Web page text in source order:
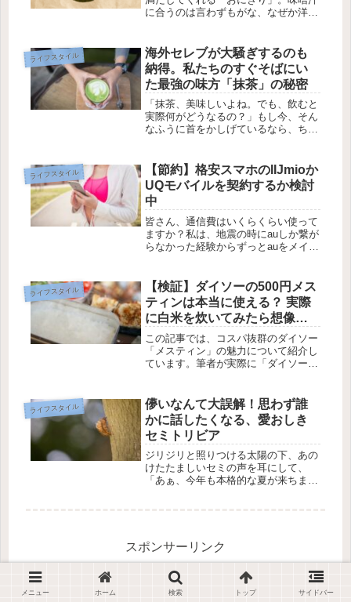
に合うのは言わずもがな、なぜか洋風
の圧倒的な包容力は何なのだろう。そ
れに、たとえおかずがゼロでも、なん
な...
ライフスタイル
海外セレブが大騒ぎするのも
納得。私たちのすぐそばにい
た最強の味方「抹茶」の秘密
「抹茶、美味しいよね。でも、飲むと
実際何がどうなるの？」もし今、そん
なふうに首をかしげているなら、ちょ
と粉末にして飲む抹茶は、大自然の栄
養をそのまま凝縮したようなもの。単
な...
ライフスタイル
【節約】格安スマホのIIJmioか
UQモバイルを契約するか検討
中
皆さん、通信費はいくらくらい使って
ますか？私は、地震の時にauしか繋が
らなかった経験からずっとauをメイン
い反面、正直高いし、だいたい毎月使
うのは10ギガ前後なんですよ...
ライフスタイル
【検証】ダイソーの500円メス
ティンは本当に使える？ 実際
に白米を炊いてみたら想像以
上のクオリティだったお話
この記事では、コスパ抜群のダイソー
「メスティン」の魅力について紹介し
ています。筆者が実際に「ダイソーの
ださい。
ライフスタイル
儚いなんて大誤解！思わず誰
かに話したくなる、愛おしき
セミトリビア
ジリジリと照りつける太陽の下、あの
けたたましいセミの声を耳にして、
「あぁ、今年も本格的な夏が来ちまっ
の？」...
スポンサーリンク
メニュー ホーム 検索 トップ サイドバー